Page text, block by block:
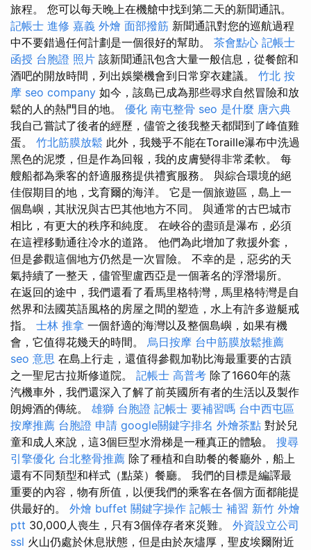
旅程。 您可以每天晚上在機艙中找到第二天的新聞通訊。
記帳士 進修 嘉義 外燴 面部撥筋 新聞通訊對您的巡航過程
中不要錯過任何計劃是一個很好的幫助。 茶會點心 記帳士
函授 台胞證 照片 該新聞通訊包含大量一般信息，從餐館和
酒吧的開放時間，列出娛樂機會到日常穿衣建議。 竹北 按
摩 seo company 如今，該島已成為那些尋求自然冒險和放
鬆的人的熱門目的地。 優化 南屯整骨 seo 是什麼 唐六典
我自己嘗試了後者的經歷，儘管之後我整天都聞到了峰值雞
蛋。 竹北筋膜放鬆 此外，我幾乎不能在Toraille瀑布中洗過
黑色的泥漿，但是作為回報，我的皮膚變得非常柔軟。 每
艘船都為乘客的舒適服務提供禮賓服務。 與綜合環境的絕
佳假期目的地，戈育爾的海洋。 它是一個旅遊區，島上一
個島嶼，其狀況與古巴其他地方不同。 與通常的古巴城市
相比，有更大的秩序和純度。 在峽谷的盡頭是瀑布，必須
在這裡移動通往冷水的道路。 他們為此增加了救援外套，
但是參觀這個地方仍然是一次冒險。 不幸的是，惡劣的天
氣持續了一整天，儘管聖盧西亞是一個著名的浮潛場所。
在返回的途中，我們還看了看馬里格特灣，馬里格特灣是自
然界和法國英語風格的房屋之間的塑造，水上有許多遊艇戒
指。 士林 推拿 一個舒適的海灣以及整個島嶼，如果有機
會，它值得花幾天的時間。 烏日按摩 台中筋膜放鬆推薦
seo 意思 在島上行走，還值得參觀加勒比海最重要的古蹟
之一聖尼古拉斯修道院。 記帳士 高普考 除了1660年的蒸
汽機車外，我們還深入了解了前英國所有者的生活以及製作
朗姆酒的傳統。 雄獅 台胞證 記帳士 要補習嗎 台中西屯區
按摩推薦 台胞證 申請 google關鍵字排名 外燴茶點 對於兒
童和成人來說，這3個巨型水滑梯是一種真正的體驗。 搜尋
引擎優化 台北整骨推薦 除了種植和自助餐的餐廳外，船上
還有不同類型和样式（點菜）餐廳。 我們的目標是編譯最
重要的內容，物有所值，以便我們的乘客在各個方面都能提
供最好的。 外燴 buffet 關鍵字操作 記帳士 補習 新竹 外燴
ptt 30,000人喪生，只有3個倖存者來災難。 外資設立公司
ssl 火山仍處於休息狀態，但是由於灰燼厚，聖皮埃爾附近